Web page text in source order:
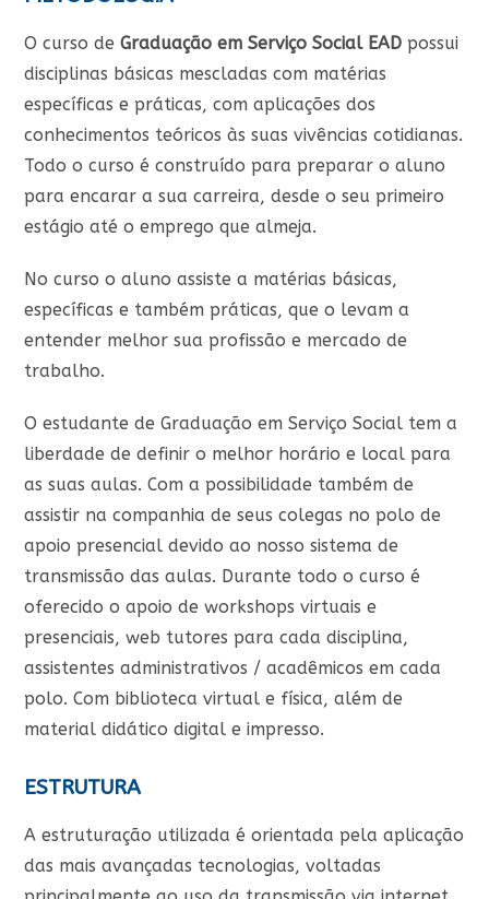
O curso deGraduação em Serviço Social EAD possui
disciplinas básicas mescladas com matérias
específicas e práticas, com aplicações dos
conhecimentos teóricos às suas vivências cotidianas.
Todo o curso é construído para preparar o aluno
para encarar a sua carreira, desde o seu primeiro
estágio até o emprego que almeja.
No curso o aluno assiste a matérias básicas,
específicas e também práticas, que o levam a
entender melhor sua profissão e mercado de
trabalho.
O estudante de Graduação em Serviço Social tem a
liberdade de definir o melhor horário e local para
as suas aulas. Com a possibilidade também de
assistir na companhia de seus colegas no polo de
apoio presencial devido ao nosso sistema de
transmissão das aulas. Durante todo o curso é
oferecido o apoio de workshops virtuais e
presenciais, web tutores para cada disciplina,
assistentes administrativos / acadêmicos em cada
polo. Com biblioteca virtual e física, além de
material didático digital e impresso.
ESTRUTURA
A estruturação utilizada é orientada pela aplicação
das mais avançadas tecnologias, voltadas